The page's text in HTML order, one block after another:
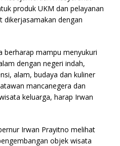
produk UKM dan pelayanan
dikerjasamakan dengan
berharap mampu menyukuri
dengan negeri indah,
alam, budaya dan kuliner
mancanegera dan
keluarga, harap Irwan
Irwan Prayitno melihat
objek wisata